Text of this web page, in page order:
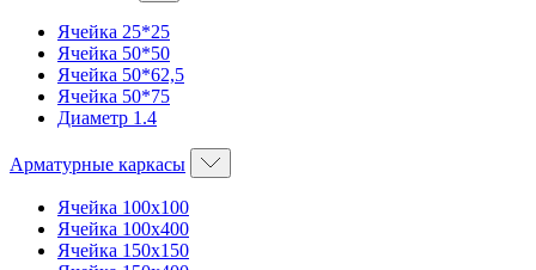
Ячейка 25*25
Ячейка 50*50
Ячейка 50*62,5
Ячейка 50*75
Диаметр 1.4
Арматурные каркасы
Ячейка 100х100
Ячейка 100х400
Ячейка 150х150